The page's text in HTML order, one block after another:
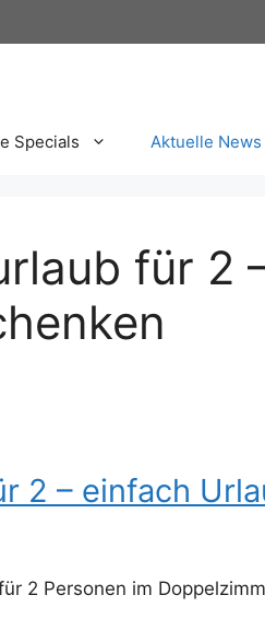
Specials Aktuelle News
für 2
2 – einfach
2 Personen im